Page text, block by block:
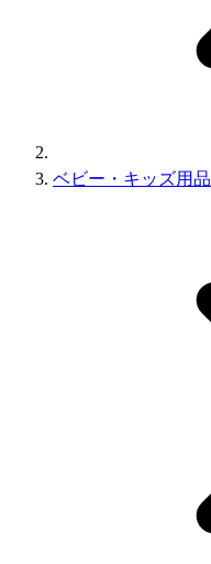
ベビー・キッズ用品